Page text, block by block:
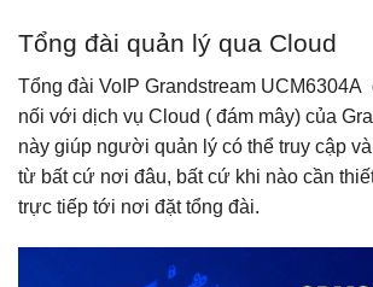
Tổng đài quản lý qua Cloud
Tổng đài VoIP Grandstream
nối với dịch vụ Cloud ( đám mây) của
này giúp người quản lý có thể truy cập
từ bất cứ nơi đâu, bất cứ khi nào cần
trực tiếp tới nơi đặt tổng đài.